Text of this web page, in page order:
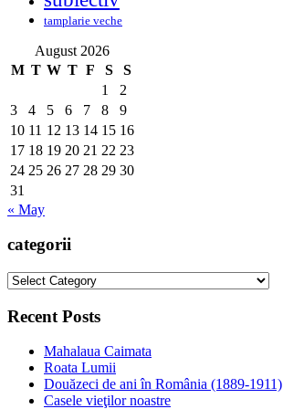
tamplarie veche
August 2026
M T W T F S
S
1
2
3
4 5 6 7 8
9
10 11 12 13 14 15 16
17 18 19 20 21 22 23
24 25 26 27 28 29 30
31
« May
categorii
categorii
Recent Posts
Mahalaua Caimata
Roata Lumii
Douăzeci de ani în România (1889-1911)
Casele vieţilor noastre